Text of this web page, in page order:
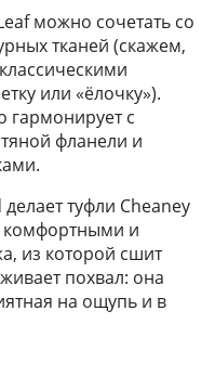
можно сочетать со
тканей (скажем,
или «ёлочку»).
гармонирует с
фланели и
туфли Cheaney
и
из которой сшит
похвал: она
на ощупь и в